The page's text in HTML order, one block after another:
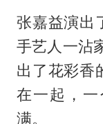
张嘉益演出
手艺人一沾
出了花彩香
在一起，一
满。